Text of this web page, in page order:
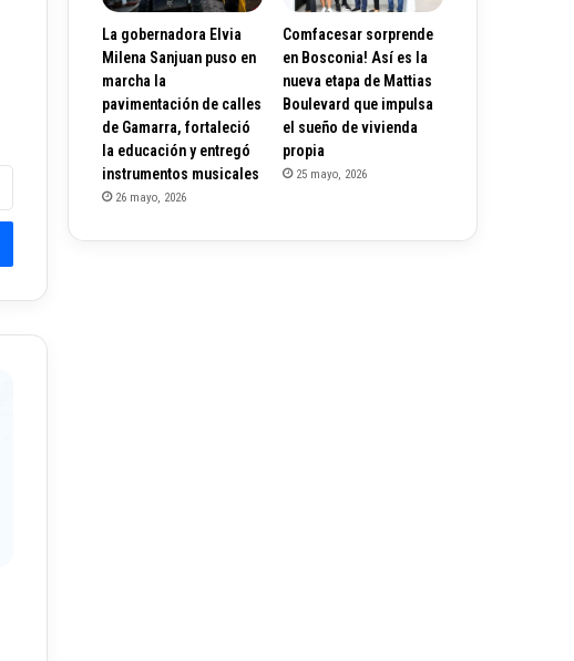
La gobernadora Elvia
Milena Sanjuan puso en
marcha la
pavimentación de calles
de Gamarra, fortaleció
la educación y entregó
instrumentos musicales
26 mayo, 2026
Comfacesar sorprende
en Bosconia! Así es la
nueva etapa de Mattias
Boulevard que impulsa
el sueño de vivienda
propia
25 mayo, 2026